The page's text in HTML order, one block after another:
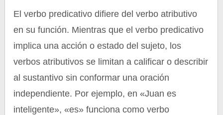
El verbo predicativo difiere del verbo atributivo
en su función. Mientras que el verbo predicativo
implica una acción o estado del sujeto, los
verbos atributivos se limitan a calificar o describir
al sustantivo sin conformar una oración
independiente. Por ejemplo, en «Juan es
inteligente», «es» funciona como verbo